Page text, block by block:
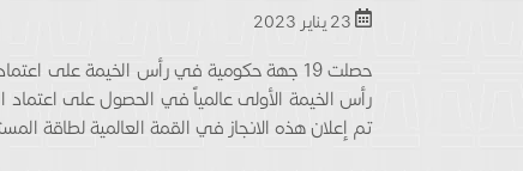
تم إعلان هذه الانجاز في القمة العالمية لطاقة المستقبل 2023، كجزء من أسبوع أبوظبي